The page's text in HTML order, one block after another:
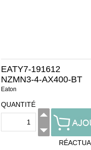
EATY7-191612
NZMN3-4-AX400-BT
Eaton
QUANTITÉ